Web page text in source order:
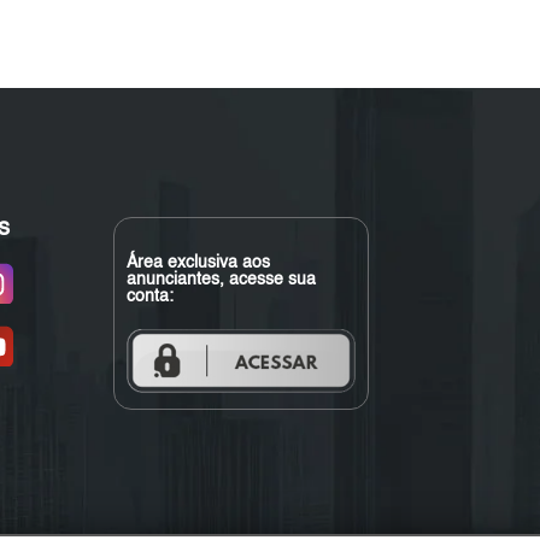
Área exclusiva aos
anunciantes, acesse sua
conta: